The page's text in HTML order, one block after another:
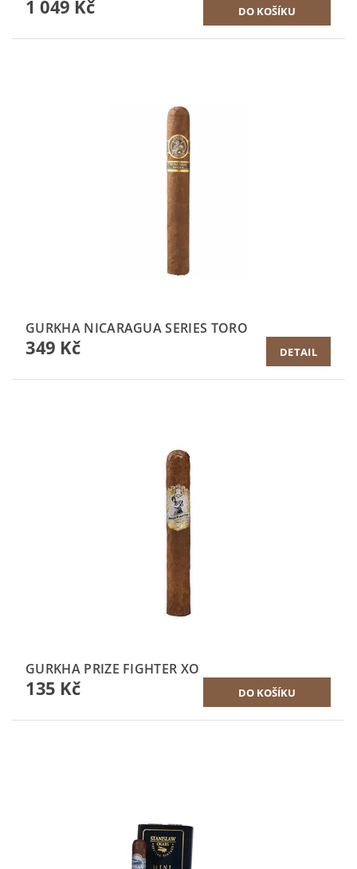
1 049 Kč
GURKHA NICARAGUA SERIES TORO
349 Kč DETAIL
GURKHA PRIZE FIGHTER XO
135 Kč